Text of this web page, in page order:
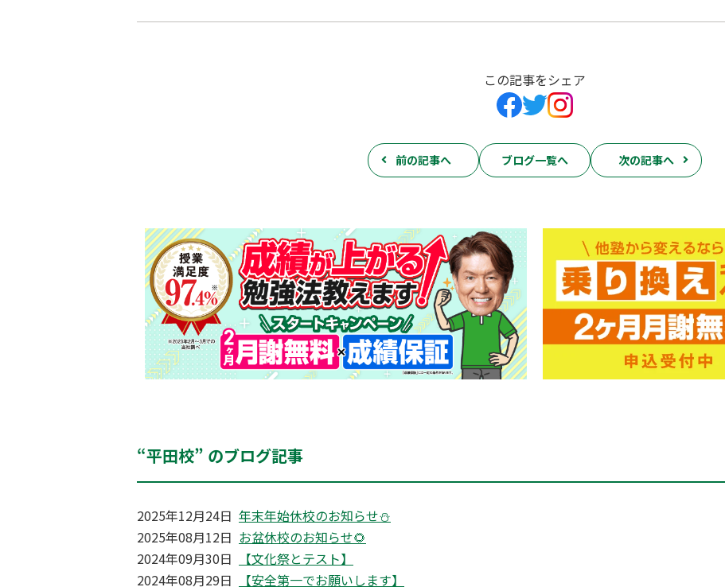
この記事をシェア
前の記事へ ブログ一覧へ 次の記事へ
“平田校” のブログ記事
2025年12月24日 年末年始休校のお知らせ⛄
2025年08月12日 お盆休校のお知らせ🌻
2024年09月30日
【文化祭とテスト】
2024年08月29日
【安全第一でお願いします】